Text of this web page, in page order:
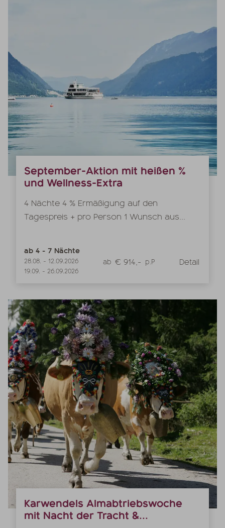
September-Aktion mit heißen %
und Wellness-Extra
4 Nächte 4 % Ermäßigung auf den
Tagespreis + pro Person 1 Wunsch aus...
ab 4 - 7 Nächte
28.08. - 12.09.2026
19.09. - 26.09.2026
ab € 914,- p.P Detail
Karwendels Almabtriebswoche
mit Nacht der Tracht &...